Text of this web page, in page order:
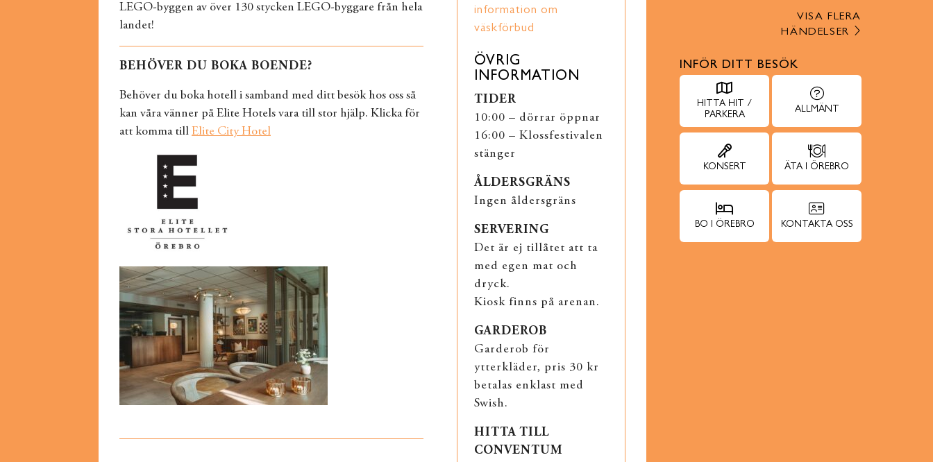
LEGO-byggen av över 130 stycken LEGO-byggare från hela
landet!
BEHÖVER DU BOKA BOENDE?
Behöver du boka hotell i samband med ditt besök hos oss så
kan våra vänner på Elite Hotels vara till stor hjälp. Klicka för
att komma till Elite City Hotel
information om
väskförbud
ÖVRIG
INFORMATION
TIDER
10:00 – dörrar öppnar
16:00 – Klossfestivalen
stänger
ÅLDERSGRÄNS
Ingen åldersgräns
SERVERING
Det är ej tillåtet att ta
med egen mat och
dryck.
Kiosk finns på arenan.
GARDEROB
Garderob för
ytterkläder, pris 30 kr
betalas enklast med
Swish.
HITTA TILL
CONVENTUM
VISA FLERA
HÄNDELSER
INFÖR DITT BESÖK
HITTA HIT /
PARKERA
ALLMÄNT
KONSERT ÄTA I ÖREBRO
BO I ÖREBRO KONTAKTA OSS